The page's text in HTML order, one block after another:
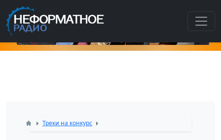
Треки на конкурс